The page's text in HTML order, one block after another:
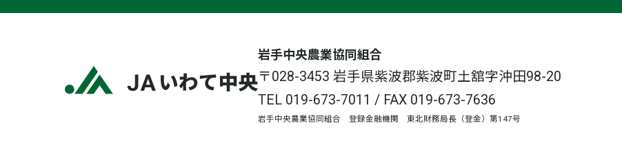
岩手中央農業協同組合
〒028-3453 岩手県紫波郡紫波町土舘字沖田98-20
TEL 019-673-7011 / FAX 019-673-7636
岩手中央農業協同組合 登録金融機関 東北財務局長（登金）第147号